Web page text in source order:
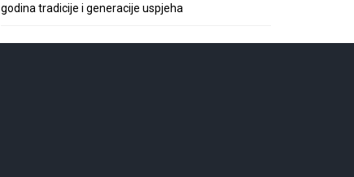
godina tradicije i generacije uspjeha